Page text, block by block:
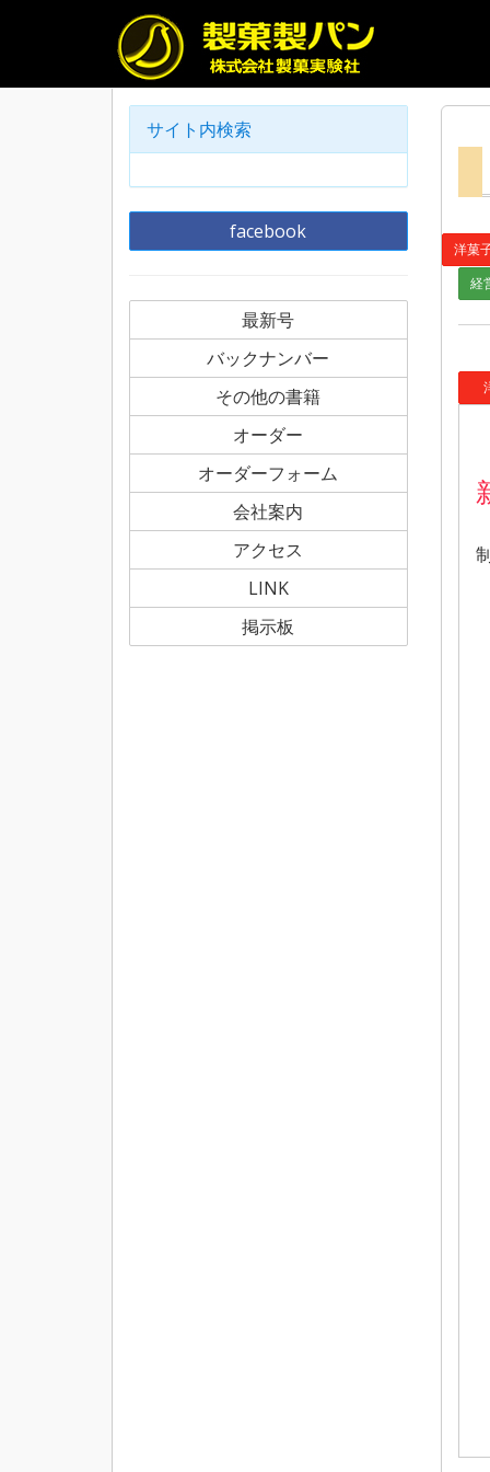
サイト内検索
facebook
最新号
バックナンバー
その他の書籍
オーダー
オーダーフォーム
会社案内
アクセス
LINK
掲示板
洋菓
経